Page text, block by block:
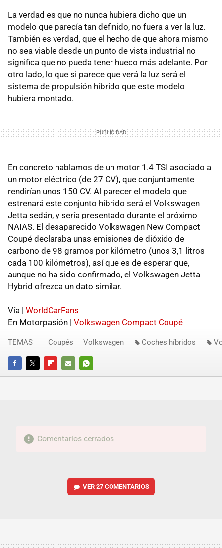
La verdad es que no nunca hubiera dicho que un
modelo que parecía tan definido, no fuera a ver la luz.
También es verdad, que el hecho de que ahora mismo
no sea viable desde un punto de vista industrial no
significa que no pueda tener hueco más adelante. Por
otro lado, lo que si parece que verá la luz será el
sistema de propulsión híbrido que este modelo
hubiera montado.
En concreto hablamos de un motor 1.4 TSI asociado a
un motor eléctrico (de 27 CV), que conjuntamente
rendirían unos 150 CV. Al parecer el modelo que
estrenará este conjunto híbrido será el Volkswagen
Jetta sedán, y sería presentado durante el próximo
NAIAS. El desaparecido Volkswagen New Compact
Coupé declaraba unas emisiones de dióxido de
carbono de 98 gramos por kilómetro (unos 3,1 litros
cada 100 kilómetros), así que es de esperar que,
aunque no ha sido confirmado, el Volkswagen Jetta
Hybrid ofrezca un dato similar.
Vía | WorldCarFans
En Motorpasión | Volkswagen Compact Coupé
FACEBOOKTWITTERFLIPBOARD
E-
WHATSAPP
TEMAS Coupés Volkswagen Coches híbridos
Comentarios cerrados
VER 27 COMENTARIOS